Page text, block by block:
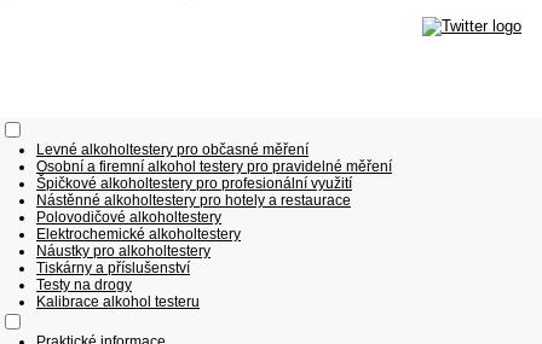
Levné alkoholtestery pro občasné měření
Osobní a firemní alkohol testery pro pravidelné měření
Špičkové alkoholtestery pro profesionální využití
Nástěnné alkoholtestery pro hotely a restaurace
Polovodičové alkoholtestery
Elektrochemické alkoholtestery
Náustky pro alkoholtestery
Tiskárny a příslušenství
Testy na drogy
Kalibrace alkohol testeru